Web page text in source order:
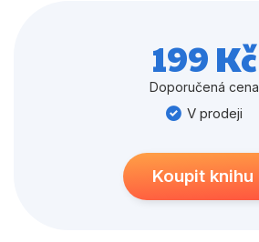
Příroda a zahrada
Umění a kultura
Výchova a pedagogika
199 Kč
Doporučená cena
V prodeji
Koupit knihu